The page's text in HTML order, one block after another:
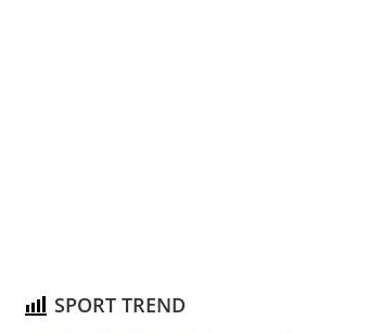
SPORT TREND